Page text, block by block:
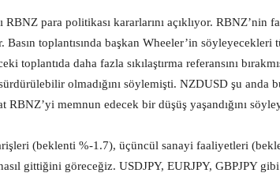
RBNZ para politikası kararlarını açıklıyor. RBNZ’nin
Basın toplantısında başkan Wheeler’in söyleyecekleri
toplantıda daha fazla sıkılaştırma referansını
olmadığını söylemişti. NZDUSD şu anda
memnun edecek bir düşüş yaşandığını
(beklenti %-1.7), üçüncül sanayi faaliyetleri
gittiğini göreceğiz. USDJPY, EURJPY, GBPJPY